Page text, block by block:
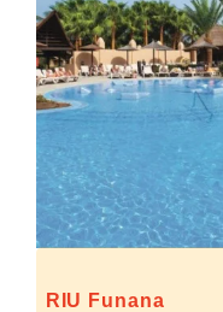
RIU Funana